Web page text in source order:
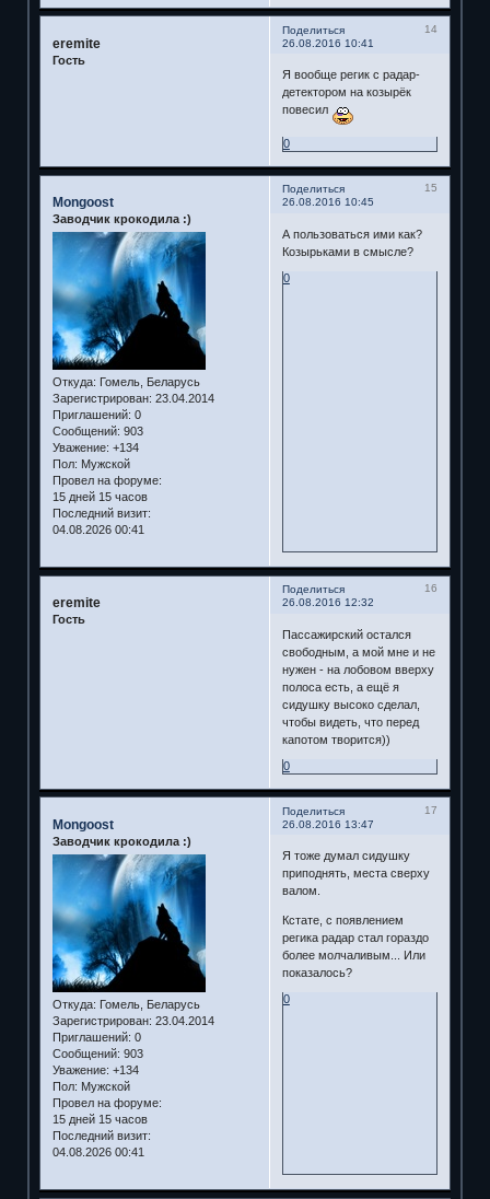
Поделиться
14
26.08.2016 10:41
eremite
Гость
Я вообще регик с радар-
детектором на козырёк
повесил
0
Поделиться
15
26.08.2016 10:45
Mongoost
Заводчик крокодила :)
Откуда: Гомель, Беларусь
Зарегистрирован: 23.04.2014
Приглашений: 0
Сообщений: 903
Уважение: +134
Пол: Мужской
Провел на форуме:
15 дней 15 часов
Последний визит:
04.08.2026 00:41
А пользоваться ими как?
Козырьками в смысле?
0
Поделиться
16
26.08.2016 12:32
eremite
Гость
Пассажирский остался
свободным, а мой мне и не
нужен - на лобовом вверху
полоса есть, а ещё я
сидушку высоко сделал,
чтобы видеть, что перед
капотом творится))
0
Поделиться
17
26.08.2016 13:47
Mongoost
Заводчик крокодила :)
Откуда: Гомель, Беларусь
Зарегистрирован: 23.04.2014
Приглашений: 0
Сообщений: 903
Уважение: +134
Пол: Мужской
Провел на форуме:
15 дней 15 часов
Последний визит:
04.08.2026 00:41
Я тоже думал сидушку
приподнять, места сверху
валом.
Кстате, с появлением
регика радар стал гораздо
более молчаливым... Или
показалось?
0